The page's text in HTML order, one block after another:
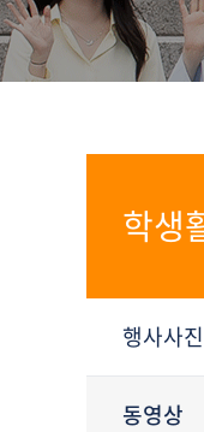
학생
행사사진
동영상